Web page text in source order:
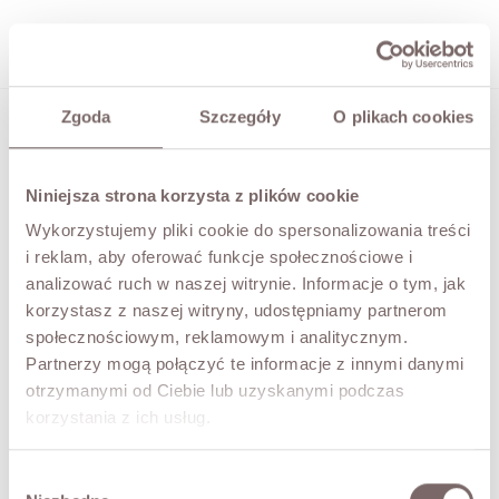
Zgoda Szczegóły O plikach cookies
Niniejsza strona korzysta z plików cookie
Wykorzystujemy pliki cookie do spersonalizowania treści
i reklam, aby oferować funkcje społecznościowe i
analizować ruch w naszej witrynie. Informacje o tym, jak
korzystasz z naszej witryny, udostępniamy partnerom
społecznościowym, reklamowym i analitycznym.
Partnerzy mogą połączyć te informacje z innymi danymi
otrzymanymi od Ciebie lub uzyskanymi podczas
korzystania z ich usług.
TRAINERS Sorry for the inconvenience.
Search again what you are looking for

Might interest you
Cornelia Dress Cotton White
Price
PLN339.00
Tiffany Dress Openwork Cream